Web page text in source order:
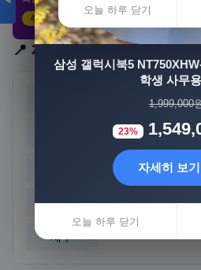
추천 클릭
📍 지역 선택
대전
강원
전북 전남
제주
오늘 하루 닫기
삼성 갤럭시북5
학생 사무
1,999,000
23%
자세히 보
오늘 하루 닫기